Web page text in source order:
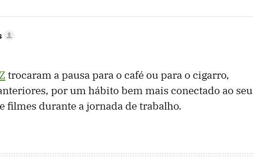
trocaram a pausa para o café ou para o cigarro,
por um hábito bem mais conectado ao seu
filmes durante a jornada de trabalho.